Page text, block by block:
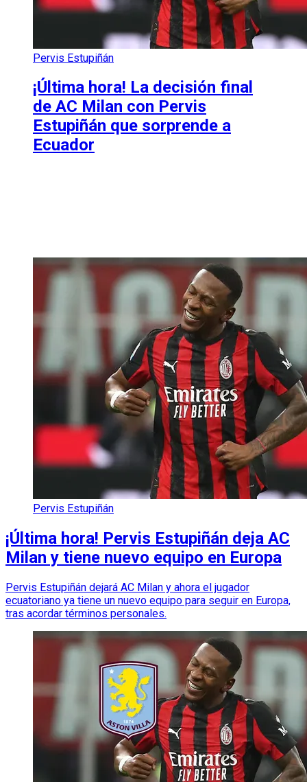
Pervis Estupiñán
¡Última hora! La decisión final
de AC Milan con Pervis
Estupiñán que sorprende a
Ecuador
Pervis Estupiñán
¡Última hora! Pervis Estupiñán deja AC
Milan y tiene nuevo equipo en Europa
Pervis Estupiñán dejará AC Milan y ahora el jugador
ecuatoriano ya tiene un nuevo equipo para seguir en Europa,
tras acordar términos personales.